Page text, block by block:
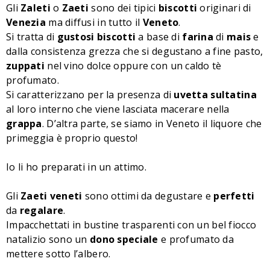
Gli Zaleti o Zaeti sono dei tipici biscotti originari di
Venezia ma diffusi in tutto il Veneto.
Si tratta di gustosi biscotti a base di farina di maise
dalla consistenza grezza che si degustano a fine pasto,
zuppati nel vino dolce oppure con un caldo tè
profumato.
Si caratterizzano per la presenza di uvetta sultatina
al loro interno che viene lasciata macerare nella
grappa. D’altra parte, se siamo in Veneto il liquore che
primeggia è proprio questo!
Io li ho preparati in un attimo.
Gli Zaeti veneti sono ottimi da degustare e perfetti
da regalare.
Impacchettati in bustine trasparenti con un bel fiocco
natalizio sono un dono speciale e profumato da
mettere sotto l’albero.